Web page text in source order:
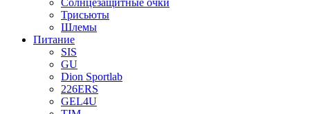
Солнцезащитные очки
Трисьюты
Шлемы
Питание
SIS
GU
Dion Sportlab
226ERS
GEL4U